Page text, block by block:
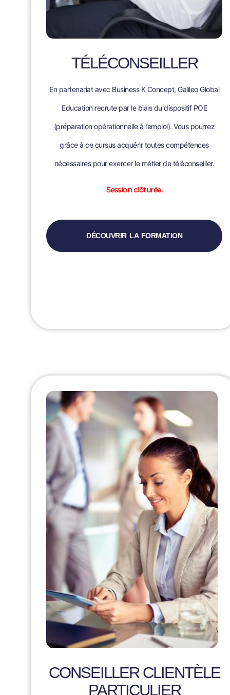
TÉLÉCONSEILLER
En partenariat avec Business K Concept, Galileo Global
Education recrute par le biais du dispositif POE
(préparation opérationnelle à l’emploi). Vous pourrez
grâce à ce cursus acquérir toutes compétences
nécessaires pour exercer le métier de téléconseiller.
Session clôturée.
DÉCOUVRIR LA FORMATION
CONSEILLER CLIENTÈLE
PARTICULIER